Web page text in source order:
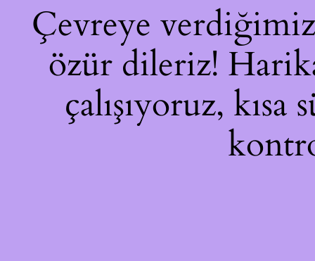
Çevreye verdiğimiz
özür dileriz!
çalışıyoruz,